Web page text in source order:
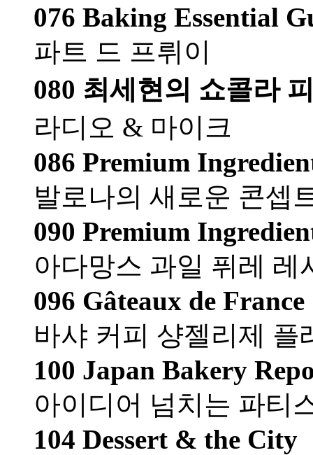
076 Baking Essential
파트 드 프뤼이
080 최세현의 쇼콜라
라디오 & 마이크
086 Premium
발로나의 새로운 콘셉
090 Premium
아다망스 과일 퓌레 레
096 Gâteaux de France
바샤 커피 샹젤리제 플
100 Japan Bakery
아이디어 넘치는 파티
104 Dessert & the City